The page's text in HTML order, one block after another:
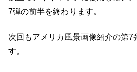
7弾の前半を終わります。
次回もアメリカ風景画像紹介の第7
す。